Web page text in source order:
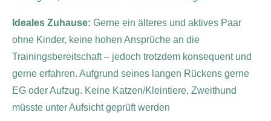
Ideales Zuhause: Gerne ein älteres und aktives Paar
ohne Kinder, keine hohen Ansprüche an die
Trainingsbereitschaft – jedoch trotzdem konsequent und
gerne erfahren. Aufgrund seines langen Rückens gerne
EG oder Aufzug. Keine Katzen/Kleintiere, Zweithund
müsste unter Aufsicht geprüft werden